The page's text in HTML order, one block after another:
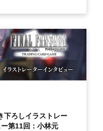
下ろしイラストレー
第11回：小林元